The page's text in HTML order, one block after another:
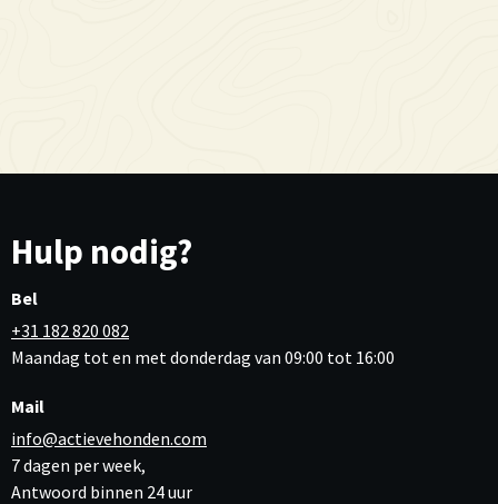
Hulp nodig?
Bel
+31 182 820 082
Maandag tot en met donderdag van 09:00 tot 16:00
Mail
info@actievehonden.com
7 dagen per week,
Antwoord binnen 24 uur